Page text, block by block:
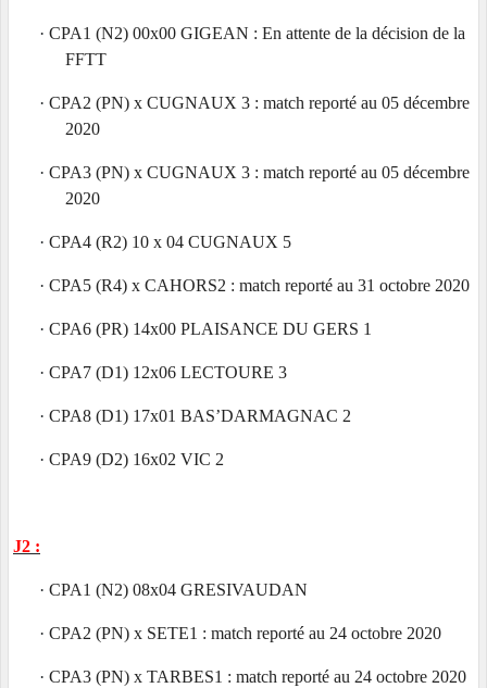
· CPA1 (N2) 00x00 GIGEAN : En attente de la décision de la
FFTT
· CPA2 (PN) x CUGNAUX 3 : match reporté au 05 décembre
2020
· CPA3 (PN) x CUGNAUX 3 : match reporté au 05 décembre
2020
· CPA4 (R2) 10 x 04 CUGNAUX 5
· CPA5 (R4) x CAHORS2 : match reporté au 31 octobre 2020
· CPA6 (PR) 14x00 PLAISANCE DU GERS 1
· CPA7 (D1) 12x06 LECTOURE 3
· CPA8 (D1) 17x01 BAS’DARMAGNAC 2
· CPA9 (D2) 16x02 VIC 2
J2 :
· CPA1 (N2) 08x04 GRESIVAUDAN
· CPA2 (PN) x SETE1 : match reporté au 24 octobre 2020
· CPA3 (PN) x TARBES1 : match reporté au 24 octobre 2020